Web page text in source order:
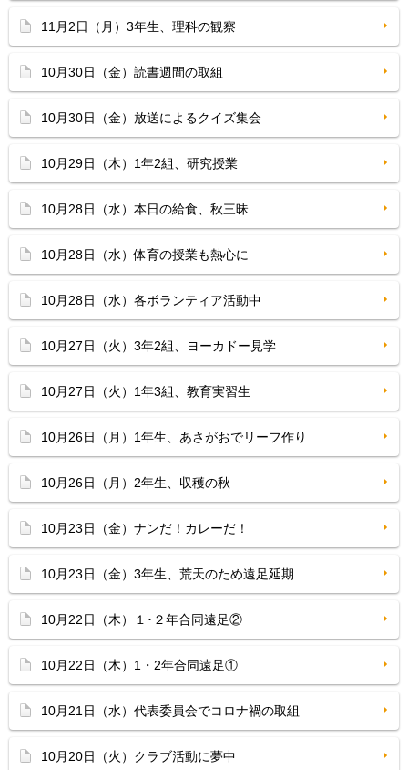
11月2日（月）3年生、理科の観察
10月30日（金）読書週間の取組
10月30日（金）放送によるクイズ集会
10月29日（木）1年2組、研究授業
10月28日（水）本日の給食、秋三昧
10月28日（水）体育の授業も熱心に
10月28日（水）各ボランティア活動中
10月27日（火）3年2組、ヨーカドー見学
10月27日（火）1年3組、教育実習生
10月26日（月）1年生、あさがおでリーフ作り
10月26日（月）2年生、収穫の秋
10月23日（金）ナンだ！カレーだ！
10月23日（金）3年生、荒天のため遠足延期
10月22日（木）１･２年合同遠足②
10月22日（木）1・2年合同遠足①
10月21日（水）代表委員会でコロナ禍の取組
10月20日（火）クラブ活動に夢中